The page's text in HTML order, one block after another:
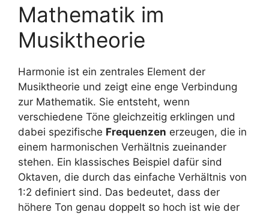
Mathematik im
Musiktheorie
Harmonie ist ein zentrales Element der
Musiktheorie und zeigt eine enge Verbindung
zur Mathematik. Sie entsteht, wenn
verschiedene Töne gleichzeitig erklingen und
dabei spezifische Frequenzen erzeugen, die in
einem harmonischen Verhältnis zueinander
stehen. Ein klassisches Beispiel dafür sind
Oktaven, die durch das einfache Verhältnis von
1:2 definiert sind. Das bedeutet, dass der
höhere Ton genau doppelt so hoch ist wie der